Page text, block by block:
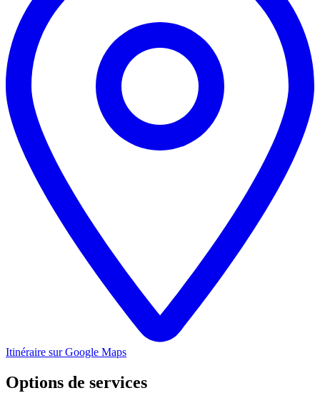
Itinéraire sur Google Maps
Options de services